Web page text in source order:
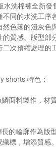
水洗棉褲全新
同的水洗工序
然色落的淺灰色
質感。版型部
次預縮處理的
shorts 特色：
面料製作，材
的輪廓作為版
標，增添質感。